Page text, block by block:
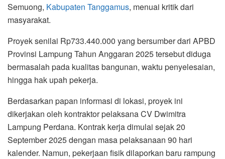
Semuong, Kabupaten Tanggamus, menuai kritik dari
masyarakat.
Proyek senilai Rp733.440.000 yang bersumber dari APBD
Provinsi Lampung Tahun Anggaran 2025 tersebut diduga
bermasalah pada kualitas bangunan, waktu penyelesaian,
hingga hak upah pekerja.
Berdasarkan papan informasi di lokasi, proyek ini
dikerjakan oleh kontraktor pelaksana CV Dwimitra
Lampung Perdana. Kontrak kerja dimulai sejak 20
September 2025 dengan masa pelaksanaan 90 hari
kalender. Namun, pekerjaan fisik dilaporkan baru rampung